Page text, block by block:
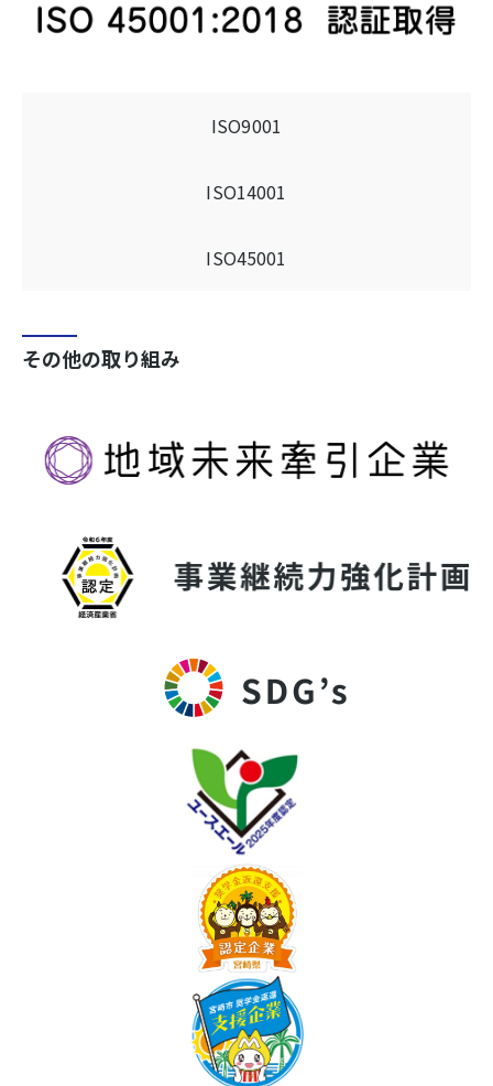
ISO9001
ISO14001
ISO45001
その他の取り組み